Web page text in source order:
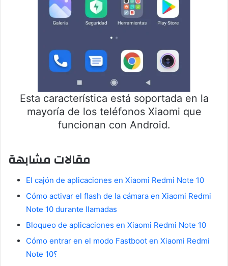
Esta característica está soportada en la
mayoría de los teléfonos Xiaomi que
funcionan con Android.
مقالات مشابهة
El cajón de aplicaciones en Xiaomi Redmi Note 10
Cómo activar el flash de la cámara en Xiaomi Redmi
Note 10 durante llamadas
Bloqueo de aplicaciones en Xiaomi Redmi Note 10
Cómo entrar en el modo Fastboot en Xiaomi Redmi
Note 10؟